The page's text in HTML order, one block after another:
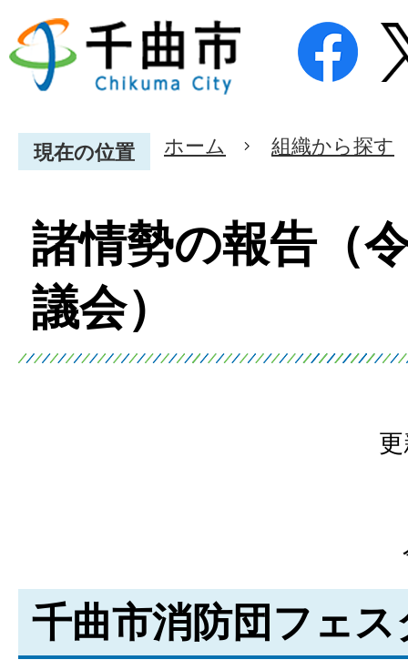
現在の位置 ホーム 組織から探す
諸情勢の報告（
議会）
千曲市消防団フェ